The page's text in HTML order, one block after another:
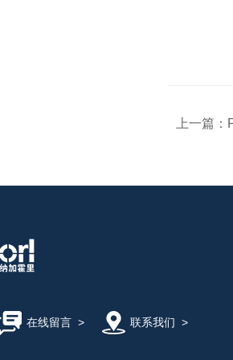
上一篇：
在线留言> 联系我们 >